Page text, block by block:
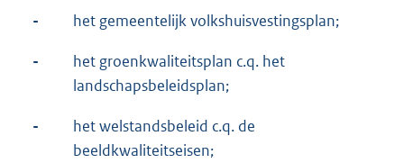
- het gemeentelijk volkshuisvestingsplan;
-
het groenkwaliteitsplan c.q. het
landschapsbeleidsplan;
-
het welstandsbeleid c.q. de
beeldkwaliteitseisen;